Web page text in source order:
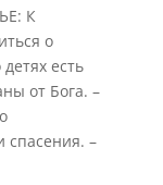
К
о
есть
от Бога. –
спасения. –